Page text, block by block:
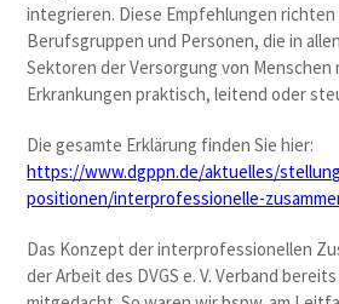
integrieren. Diese Empfehlungen richten
Berufsgruppen und Personen, die in
Sektoren der Versorgung von Menschen
Erkrankungen praktisch, leitend oder
Die gesamte Erklärung finden Sie hier:
https://www.dgppn.de/aktuelles/
positionen/interprofessionelle-
Das Konzept der interprofessionellen
der Arbeit des DVGS e. V. Verband